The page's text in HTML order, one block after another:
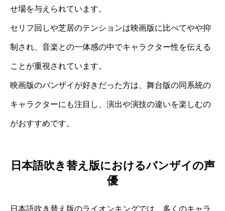
せ場を与えられています。
セリフ回しや芝居のテンションは映画版に比べてやや抑
制され、音楽との一体感の中でキャラクター性を伝える
ことが重視されています。
映画版のバンザイが好きだった方は、舞台版の同系統の
キャラクターにも注目し、演出や演技の違いを楽しむの
がおすすめです。
日本語吹き替え版におけるバンザイの声
優
日本語吹き替え版のライオンキングでは、多くのキャラ